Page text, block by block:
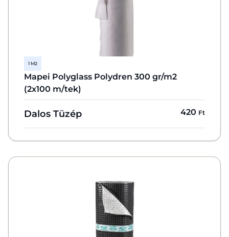
1 M2
Mapei Polyglass Polydren 300 gr/m2
(2x100 m/tek)
Dalos Tüzép 420 Ft